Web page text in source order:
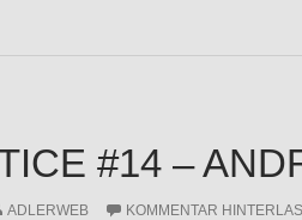
#14 –
ADLERWEB KOMMENTAR